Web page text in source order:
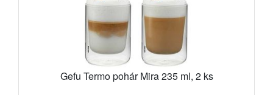
Gefu Termo pohár Mira 235 ml, 2 ks